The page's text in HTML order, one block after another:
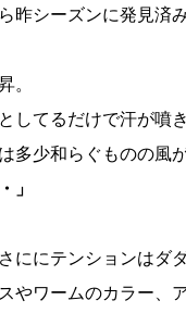
昨シーズンに発見
てるだけで汗が噴
多少和らぐものの風
」
ににテンションはダ
やワームのカラー